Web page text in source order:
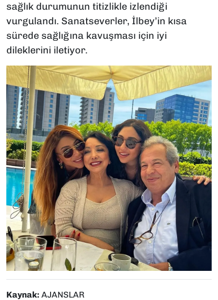
sağlık durumunun titizlikle izlendiği
vurgulandı. Sanatseverler, İlbey’in kısa
sürede sağlığına kavuşması için iyi
dileklerini iletiyor.
Kaynak: AJANSLAR